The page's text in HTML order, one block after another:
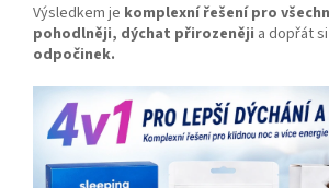
Výsledkem je komplexní řešení pro
pohodlněji, dýchat přirozeněji a dopřát si
odpočinek.